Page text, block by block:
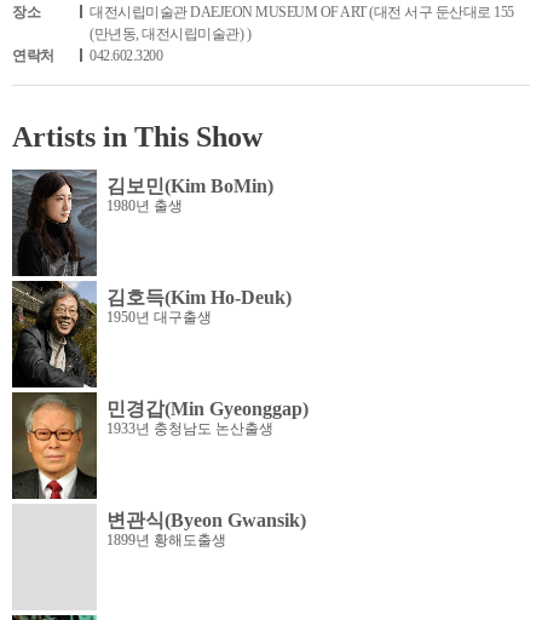
장소
대전시립미술관 DAEJEON MUSEUM OF ART (대전 서구 둔산대로 155
(만년동, 대전시립미술관) )
연락처
042.602.3200
Artists in This Show
김보민(Kim BoMin)
1980년 출생
김호득(Kim Ho-Deuk)
1950년 대구출생
민경갑(Min Gyeonggap)
1933년 충청남도 논산출생
변관식(Byeon Gwansik)
1899년 황해도출생